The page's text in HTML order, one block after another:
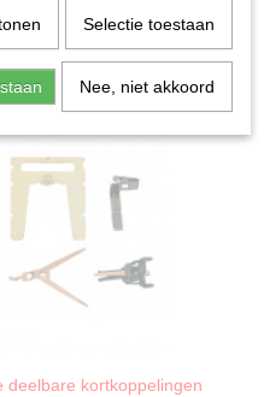
deelbare kortkoppelingen
Selectie toestaan
Nee, niet akkoord